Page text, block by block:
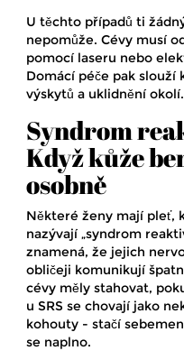
U těchto případů ti
nepomůže. Cévy musí
pomocí laseru nebo
Domácí péče pak slouží
výskytů a uklidnění okolí.
Syndrom
Když kůže
osobně
Některé ženy mají pleť,
nazývají „syndrom
znamená, že jejich
obličeji komunikují
cévy měly stahovat,
u SRS se chovají jako
kohouty - stačí
se naplno.